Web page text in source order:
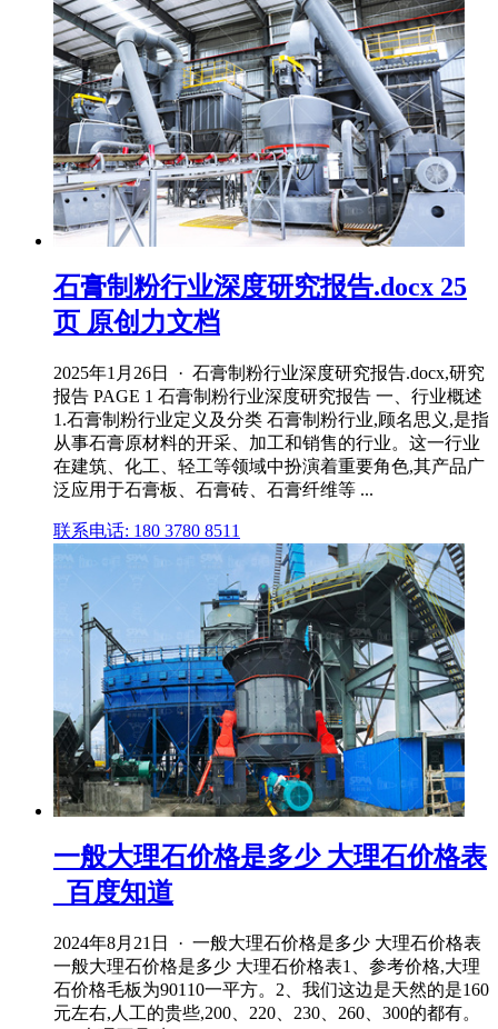
石膏制粉行业深度研究报告.docx 25
页 原创力文档
2025年1月26日 · 石膏制粉行业深度研究报告.docx,研究
报告 PAGE 1 石膏制粉行业深度研究报告 一、行业概述
1.石膏制粉行业定义及分类 石膏制粉行业,顾名思义,是指
从事石膏原材料的开采、加工和销售的行业。这一行业
在建筑、化工、轻工等领域中扮演着重要角色,其产品广
泛应用于石膏板、石膏砖、石膏纤维等 ...
联系电话: 180 3780 8511
一般大理石价格是多少 大理石价格表
_百度知道
2024年8月21日 · 一般大理石价格是多少 大理石价格表
一般大理石价格是多少 大理石价格表1、参考价格,大理
石价格毛板为90110一平方。2、我们这边是天然的是160
元左右,人工的贵些,200、220、230、260、300的都有。